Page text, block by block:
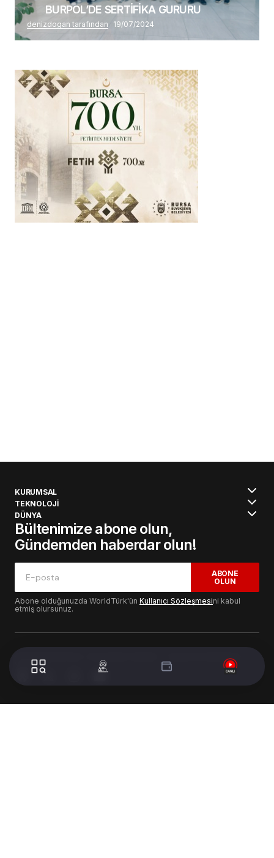
BURPOL’DE SERTİFİKA GURURU
denizdogan tarafından 19/07/2024
KURUMSAL
TEKNOLOJİ
DÜNYA
Bültenimize abone olun,
Gündemden haberdar olun!
ABONE
OLUN
Abone olduğunuzda WorldTürk'ün Kullanıcı Sözleşmesini kabul
etmiş olursunuz.
© 2024 WorldTurk. Tüm Hakları Saklıdır. - Tasarım & Geliştirme :
Volion's